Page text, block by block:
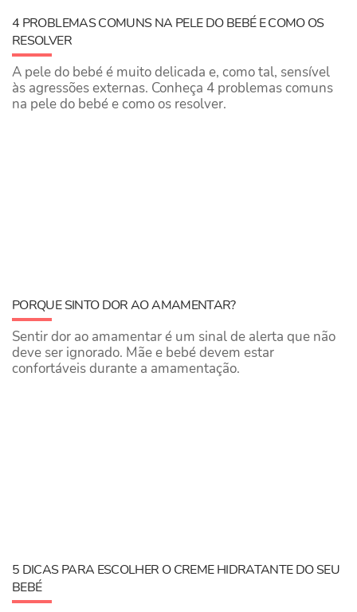
4 PROBLEMAS COMUNS NA PELE DO BEBÉ E COMO OS
RESOLVER
A pele do bebé é muito delicada e, como tal, sensível
às agressões externas. Conheça 4 problemas comuns
na pele do bebé e como os resolver.
PORQUE SINTO DOR AO AMAMENTAR?
Sentir dor ao amamentar é um sinal de alerta que não
deve ser ignorado. Mãe e bebé devem estar
confortáveis durante a amamentação.
5 DICAS PARA ESCOLHER O CREME HIDRATANTE DO SEU
BEBÉ